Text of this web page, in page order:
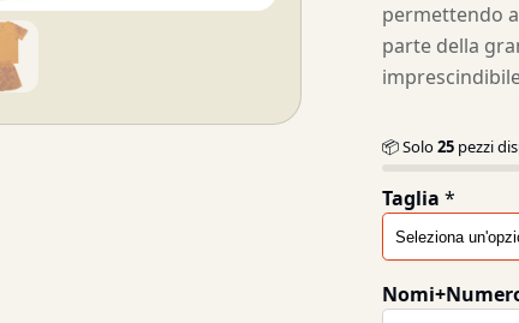
permettendo
parte della
📦 Solo25 pezzi
Taglia *